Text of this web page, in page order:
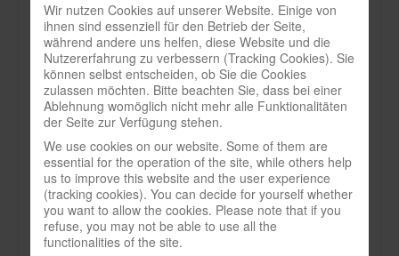
SpieleMag
Infos
Shop
Download spielbox Special 2025
Newsletter
Spieledatenbank
Premium login
Neuheiten-New Games
Heft:
7_21
Seite:
36
Art:
Stichwort
Durchschnittsnote-spielbox:
Wir nutzen Cookies auf unserer Website. Einige von
ihnen sind essenziell für den Betrieb der Seite,
während andere uns helfen, diese Website und die
Nutzererfahrung zu verbessern (Tracking Cookies). Sie
können selbst entscheiden, ob Sie die Cookies
zulassen möchten. Bitte beachten Sie, dass bei einer
Ablehnung womöglich nicht mehr alle Funktionalitäten
der Seite zur Verfügung stehen.
We use cookies on our website. Some of them are
essential for the operation of the site, while others help
us to improve this website and the user experience
(tracking cookies). You can decide for yourself whether
you want to allow the cookies. Please note that if you
refuse, you may not be able to use all the
functionalities of the site.